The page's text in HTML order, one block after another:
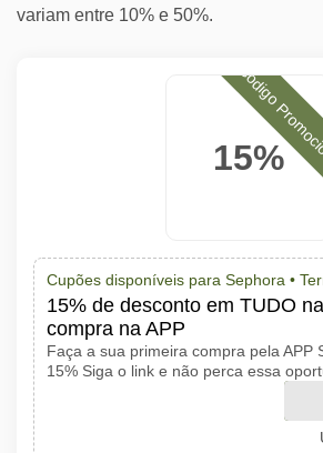
variam entre 10% e 50%.
15%
Código
Cupões disponíveis para Sephora •
15% de desconto em TUDO
compra na APP
Faça a sua primeira compra pela APP
15% Siga o link e não perca essa